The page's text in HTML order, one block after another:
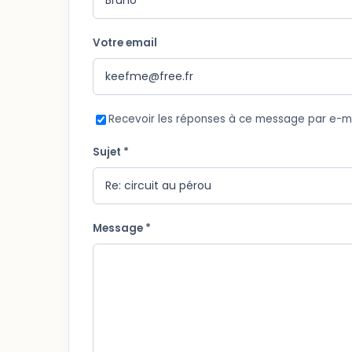
Votre email
Recevoir les réponses à ce message par e-
Sujet *
Message *